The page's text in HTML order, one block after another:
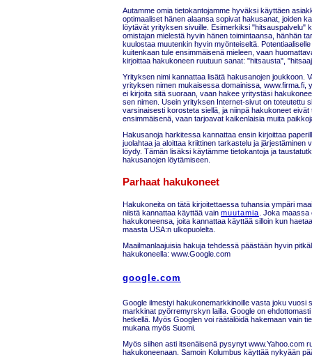
Autamme omia tietokantojamme hyväksi käyttäen
optimaaliset hänen alaansa sopivat hakusanat, joiden
löytävät yrityksen sivuille. Esimerkiksi "hitsauspalvelu"
omistajan mielestä hyvin hänen toimintaansa, hänhän
kuulostaa muutenkin hyvin myönteiseltä.
kuitenkaan tule ensimmäisenä mieleen, vaan
kirjoittaa hakukoneen ruutuun sanat: "hitsausta",
Yrityksen nimi kannattaa lisätä hakusanojen joukkoon.
yrityksen nimen mukaisessa domainissa, www.firma.fi,
ei kirjoita sitä suoraan, vaan hakee yritystäsi
sen nimen. Usein yrityksen Internet-sivut on toteutettu
varsinaisesti korosteta siellä, ja niinpä hakukoneet
ensimmäisenä, vaan tarjoavat kaikenlaisia muita
Hakusanoja harkitessa kannattaa ensin kirjoittaa
juolahtaa ja aloittaa kriittinen tarkastelu ja järjestäminen
löydy. Tämän lisäksi käytämme tietokantoja ja
hakusanojen löytämiseen.
Parhaat hakukoneet
Hakukoneita on tätä kirjoitettaessa tuhansia ympäri
niistä kannattaa käyttää vain muutamia. Joka maassa
hakukoneensa, joita kannattaa käyttää silloin kun
maasta USA:n ulkopuolelta.
Maailmanlaajuisia hakuja tehdessä päästään hyvin
hakukoneella: www.Google.com
google.com
Google ilmestyi hakukonemarkkinoille vasta joku vuosi
markkinat pyörremyrskyn lailla. Google on
hetkellä. Myös Googlen voi räätälöidä hakemaan vain
mukana myös Suomi.
Myös siihen asti itsenäisenä pysynyt www.Yahoo.com
hakukoneenaan. Samoin Kolumbus käyttää nykyään